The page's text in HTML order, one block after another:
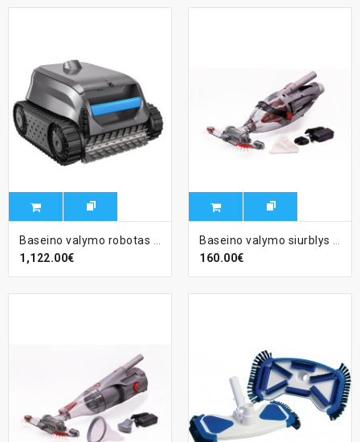
1,122.00€
160.00€